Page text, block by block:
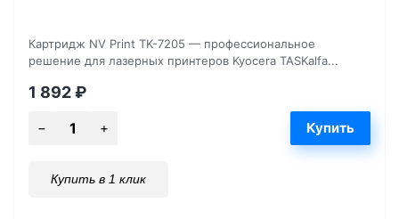
Картридж NV Print TK-7205 — профессиональное
решение для лазерных принтеров Kyocera TASKalfa...
1 892₽
Купить в 1 клик